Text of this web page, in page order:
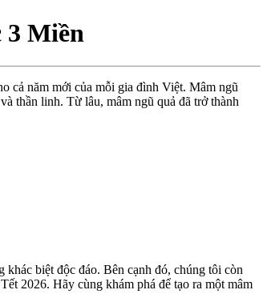
3 Miền
cả năm mới của mỗi gia đình Việt. Mâm ngũ
thần linh. Từ lâu, mâm ngũ quả đã trở thành
biệt độc đáo. Bên cạnh đó, chúng tôi còn
2026. Hãy cùng khám phá để tạo ra một mâm